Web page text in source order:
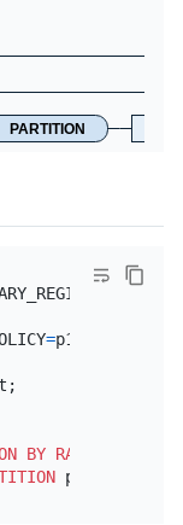
PARTITION
"us-
=
BY RANGE